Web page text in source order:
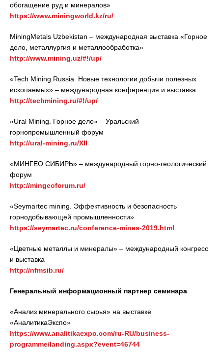
обогащение руд и минералов»
https://www.miningworld.kz/ru/
MiningMetals Uzbekistan – международная выставка «Горное
дело, металлургия и металлообработка»
http://www.mining.uz/#!/up/
«Tech Mining Russia. Новые технологии добычи полезных
ископаемых» – международная конференция и выставка
http://techmining.ru/#!/up/
«Ural Mining. Горное дело» – Уральский
горнопромышленный форум
http://ural-mining.ru/XII
«МИНГЕО СИБИРЬ» – международный горно-геологический
форум
http://mingeoforum.ru/
«Seymartec mining. Эффективность и безопасность
горнодобывающей промышленности»
https://seymartec.ru/conference-mines-2019.html
«Цветные металлы и минералы» – международный конгресс
и выставка
http://nfmsib.ru/
Генеральный информационный партнер семинара
«Анализ минерального сырья» на выставке
«АналитикаЭкспо»
https://www.analitikaexpo.com/ru-RU/business-
programme/landing.aspx?event=46744